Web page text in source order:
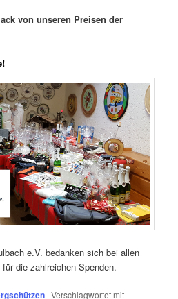
von unseren Preisen der
e.V. bedanken sich bei allen
die zahlreichen Spenden.
|Verschlagwortet mit